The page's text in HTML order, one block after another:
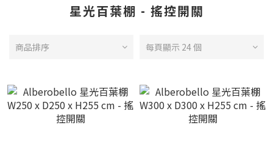
星光百葉棚 - 搖控開關
商品排序 每頁顯示 24 個